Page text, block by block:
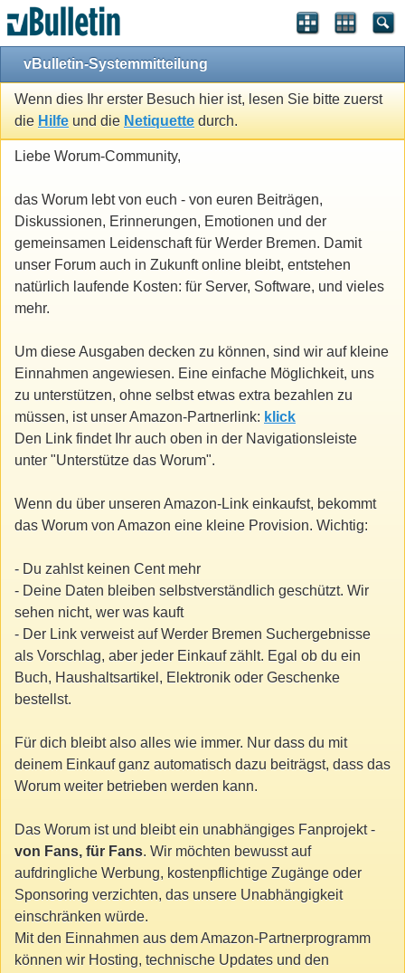
vBulletin-Systemmitteilung
Wenn dies Ihr erster Besuch hier ist, lesen Sie bitte zuerst
die Hilfe und die Netiquette durch.
Liebe Worum-Community,
das Worum lebt von euch - von euren Beiträgen,
Diskussionen, Erinnerungen, Emotionen und der
gemeinsamen Leidenschaft für Werder Bremen. Damit
unser Forum auch in Zukunft online bleibt, entstehen
natürlich laufende Kosten: für Server, Software, und vieles
mehr.
Um diese Ausgaben decken zu können, sind wir auf kleine
Einnahmen angewiesen. Eine einfache Möglichkeit, uns
zu unterstützen, ohne selbst etwas extra bezahlen zu
müssen, ist unser Amazon-Partnerlink: klick
Den Link findet Ihr auch oben in der Navigationsleiste
unter "Unterstütze das Worum".
Wenn du über unseren Amazon-Link einkaufst, bekommt
das Worum von Amazon eine kleine Provision. Wichtig:
- Du zahlst keinen Cent mehr
- Deine Daten bleiben selbstverständlich geschützt. Wir
sehen nicht, wer was kauft
- Der Link verweist auf Werder Bremen Suchergebnisse
als Vorschlag, aber jeder Einkauf zählt. Egal ob du ein
Buch, Haushaltsartikel, Elektronik oder Geschenke
bestellst.
Für dich bleibt also alles wie immer. Nur dass du mit
deinem Einkauf ganz automatisch dazu beiträgst, dass das
Worum weiter betrieben werden kann.
Das Worum ist und bleibt ein unabhängiges Fanprojekt -
von Fans, für Fans. Wir möchten bewusst auf
aufdringliche Werbung, kostenpflichtige Zugänge oder
Sponsoring verzichten, das unsere Unabhängigkeit
einschränken würde.
Mit den Einnahmen aus dem Amazon-Partnerprogramm
können wir Hosting, technische Updates und den